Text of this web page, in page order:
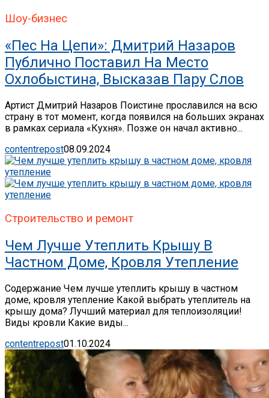
Шоу-бизнес
«Пес На Цепи»: Дмитрий Назаров
Публично Поставил На Место
Охлобыстина, Высказав Пару Слов
Артист Дмитрий Назаров Поистине прославился на всю
страну в тот момент, когда появился на больших экранах
в рамках сериала «Кухня». Позже он начал активно...
contentrepost08.09.2024
Строительство и ремонт
Чем Лучше Утеплить Крышу В
Частном Доме, Кровля Утепление
Содержание Чем лучше утеплить крышу в частном
доме, кровля утепление Какой выбрать утеплитель на
крышу дома? Лучший материал для теплоизоляции!
Виды кровли Какие виды...
contentrepost01.10.2024